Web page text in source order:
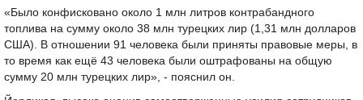
«Было конфисковано около 1 млн литров контрабандного
топлива на сумму около 38 млн турецких лир (1,31 млн долларов
США). В отношении 91 человека были приняты правовые меры, в
то время как ещё 43 человека были оштрафованы на общую
сумму 20 млн турецких лир», - пояснил он.